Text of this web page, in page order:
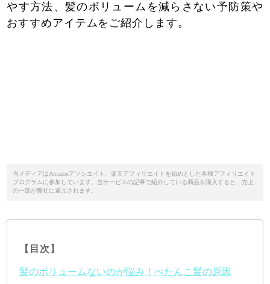
やす方法、髪のボリュームを減らさない予防策や
おすすめアイテムをご紹介します。
当メディアはAmazonアソシエイト、楽天アフィリエイトを始めとした各種アフィリエイト
プログラムに参加しています。当サービスの記事で紹介している商品を購入すると、売上
の一部が弊社に還元されます。
【目次】
髪のボリュームないのが悩み！ぺたんこ髪の原因